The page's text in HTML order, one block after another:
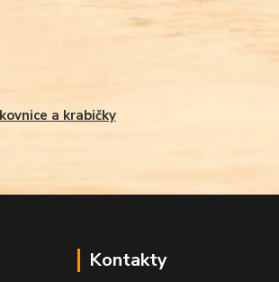
a krabičky
Kontakty